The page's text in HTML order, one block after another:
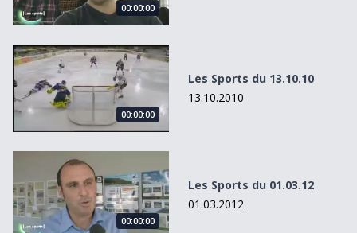
00:00:00
Les Sports du 13.10.10
00:00:00
Les Sports du 13.10.10
13.10.2010
Les Sports du 01.03.12
00:00:00
Les Sports du 01.03.12
01.03.2012